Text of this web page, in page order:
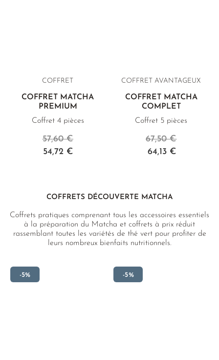
COFFRET
COFFRET MATCHA
PREMIUM
Coffret 4 pièces
54,72 €
57,60 €
COFFRET AVANTAGEUX
COFFRET MATCHA
COMPLET
Coffret 5 pièces
64,13 €
67,50 €
COFFRETS DÉCOUVERTE MATCHA
Coffrets pratiques comprenant tous les accessoires essentiels
à la préparation du Matcha et coffrets à prix réduit
rassemblant toutes les variétés de thé vert pour profiter de
leurs nombreux bienfaits nutritionnels.
-5% -5%